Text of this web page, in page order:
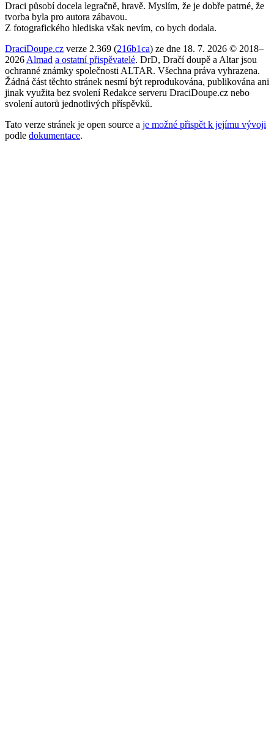
Draci působí docela legračně, hravě. Myslím, že je dobře patrné, že
tvorba byla pro autora zábavou.
Z fotografického hlediska však nevím, co bych dodala.
DraciDoupe.cz verze 2.369 (216b1ca) ze dne 18. 7. 2026 © 2018–
2026 Almad a ostatní přispěvatelé. DrD, Dračí doupě a Altar jsou
ochranné známky společnosti ALTAR. Všechna práva vyhrazena.
Žádná část těchto stránek nesmí být reprodukována, publikována ani
jinak využita bez svolení Redakce serveru DraciDoupe.cz nebo
svolení autorů jednotlivých příspěvků.
Tato verze stránek je open source a je možné přispět k jejímu vývoji
podle dokumentace.